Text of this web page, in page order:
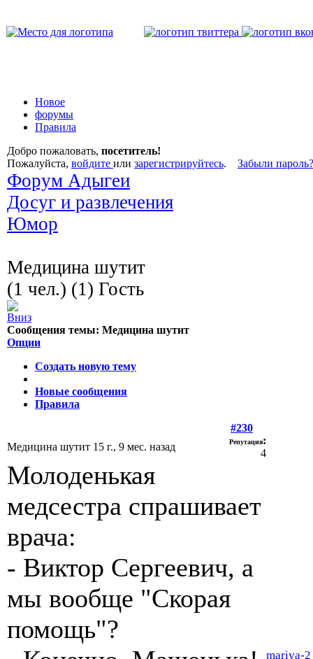
Новое
форумы
Правила
Добро пожаловать, посетитель!
Пожалуйста, войдите или зарегистрируйтесь. Забыли пароль?
Форум Адыгеи
Досуг и развлечения
Юмор
Медицина шутит
(1 чел.) (1) Гость
Сообщения темы: Медицина шутит
Опции
Создать новую тему
Новые сообщения
Правила
#230
Медицина шутит 15 г., 9 мес. назад Репутация:
4
Молоденькая
медсестра спрашивает
врача:
- Виктор Сергеевич, а
мы вообще "Скорая
помощь"?
mariya-2